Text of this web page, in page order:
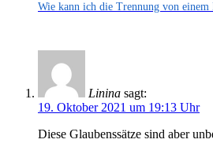
Wie kann ich die Trennung von einem
Linina sagt:
19. Oktober 2021 um 19:13 Uhr
Diese Glaubenssätze sind aber